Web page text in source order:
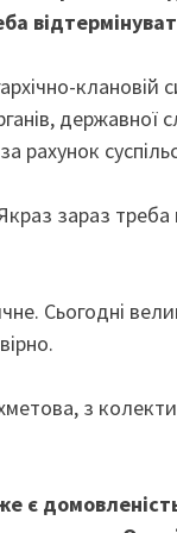
клановій
державної
рахунок
зараз
Сьогодні
з
є